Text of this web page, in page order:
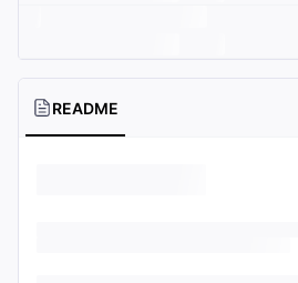
README